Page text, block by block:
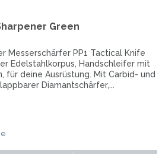
Green
Messerschärfer PP1 Tactical Knife
Edelstahlkorpus, Handschleifer mit
für deine Ausrüstung. Mit Carbid- und
Diamantschärfer,...